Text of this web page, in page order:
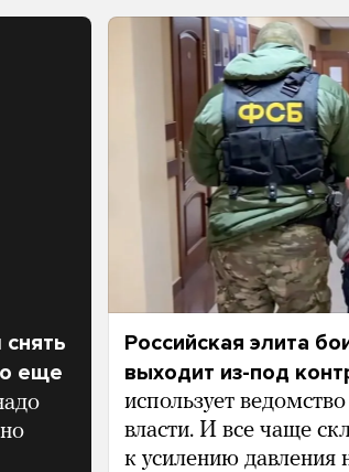
еще
Российская элита
выходит из-под
использует
власти. И все чаще
к усилению давления